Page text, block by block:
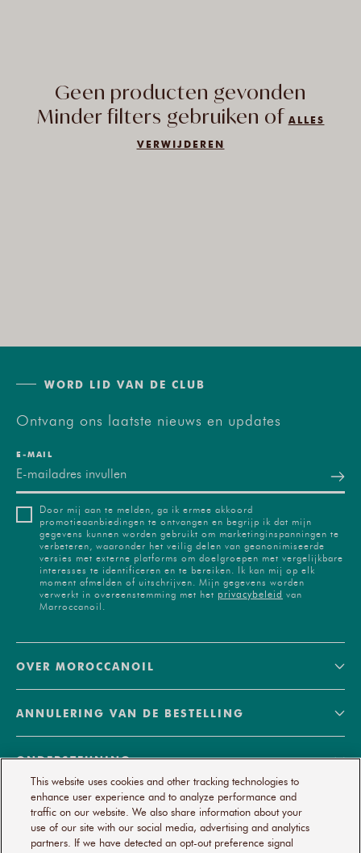
Geen producten gevonden
Minder filters gebruiken of ALLES
VERWIJDEREN
WORD LID VAN DE CLUB
Ontvang ons laatste nieuws en updates
E‑MAIL
Door mij aan te melden, ga ik ermee akkoord
promotieaanbiedingen te ontvangen en begrijp ik dat mijn
gegevens kunnen worden gebruikt om marketinginspanningen te
verbeteren, waaronder het veilig delen van geanonimiseerde
versies met externe platforms om doelgroepen met vergelijkbare
interesses te identificeren en te bereiken. Ik kan mij op elk
moment afmelden of uitschrijven. Mijn gegevens worden
verwerkt in overeenstemming met het privacybeleid van
Marroccanoil.
OVER MOROCCANOIL
ANNULERING VAN DE BESTELLING
ONDERSTEUNING
© 2026 MOROCCANOIL
UW PRIVACYKEUZES
PRIVACYBELEID
This website uses cookies and other tracking technologies to
enhance user experience and to analyze performance and
traffic on our website. We also share information about your
use of our site with our social media, advertising and analytics
partners. If we have detected an opt-out preference signal